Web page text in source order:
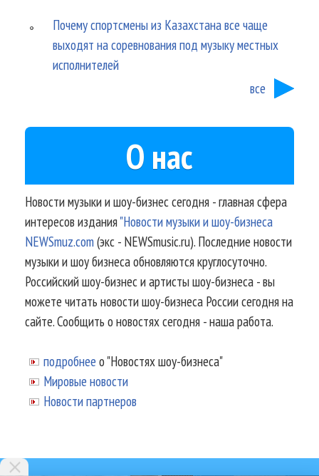
Почему спортсмены из Казахстана все чаще
выходят на соревнования под музыку местных
исполнителей
все
О нас
Новости музыки и шоу-бизнес сегодня - главная сфера
интересов издания"Новости музыки и шоу-бизнеса
NEWSmuz.com(экс - NEWSmusic.ru). Последние новости
музыки и шоу бизнеса обновляются круглосуточно.
Российский шоу-бизнес и артисты шоу-бизнеса - вы
можете читать новости шоу-бизнеса России сегодня на
сайте. Сообщить о новостях сегодня - наша работа.
подробнее о "Новостях шоу-бизнеса"
Мировые новости
Новости партнеров